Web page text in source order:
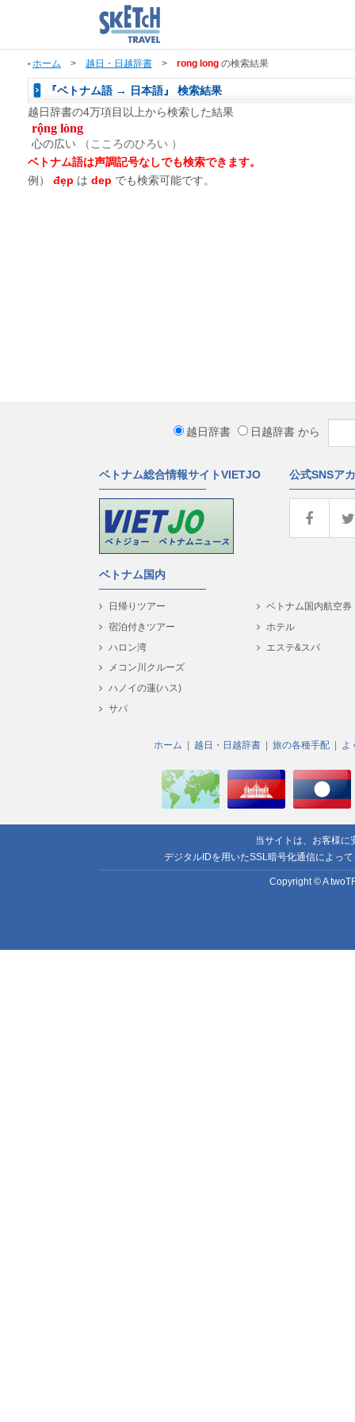
ホーム > 越日・日越辞書 > rong long の検索結果
『ベトナム語 → 日本語』 検索結果
越日辞書の4万項目以上から検索した結果
rộng lòng
心の広い （こころのひろい ）
ベトナム語は声調記号なしでも検索できます。
例）
đẹp は dep でも検索可能です。
越日辞書 日越辞書 から
ベトナム総合情報サイトVIETJO 公式SNSア
ベトナム国内
日帰りツアー
宿泊付きツアー
ハロン湾
メコン川クルーズ
ハノイの蓮(ハス)
サパ
ベトナム国内航空券
ホテル
エステ&スパ
ホーム 越日・日越辞書 旅の各種手配 よ
当サイトは、お客様に
デジタルIDを用いたSSL暗号化通信によっ
Copyright © A